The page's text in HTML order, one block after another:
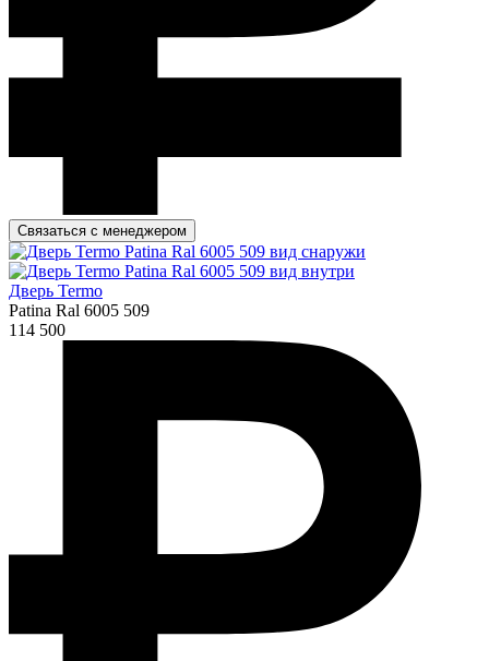
Связаться с менеджером
Дверь Termo
Patina Ral 6005 509
114 500